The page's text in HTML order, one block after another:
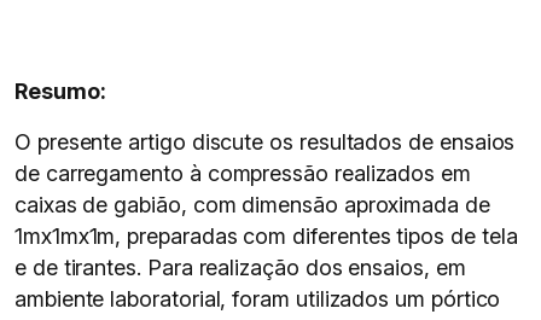
Resumo:
O presente artigo discute os resultados de ensaios
de carregamento à compressão realizados em
caixas de gabião, com dimensão aproximada de
1mx1mx1m, preparadas com diferentes tipos de tela
e de tirantes. Para realização dos ensaios, em
ambiente laboratorial, foram utilizados um pórtico